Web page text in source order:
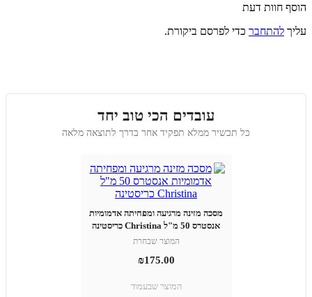
הוסף חוות דעת
עליך להתחבר כדי לפרסם ביקורת.
עובדים הכי טוב יחד
כל תכשיר ממלא תפקיד אחר בדרך לתוצאה מלאה
מסכה מזינה מרגיעה ומפחיתה אדמומיות
אנסטרס 50 מ"ל Christina כריסטינה
המוצר שבחרת
₪175.00
המוצר שבעמוד